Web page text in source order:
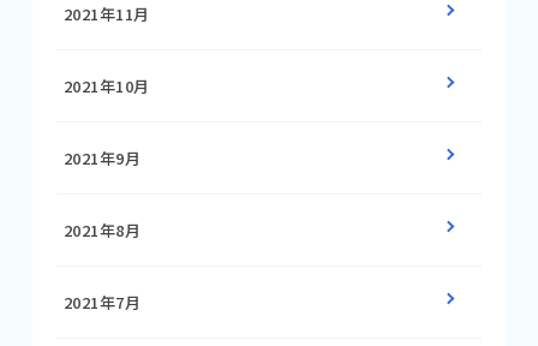
2021年11月
2021年10月
2021年9月
2021年8月
2021年7月